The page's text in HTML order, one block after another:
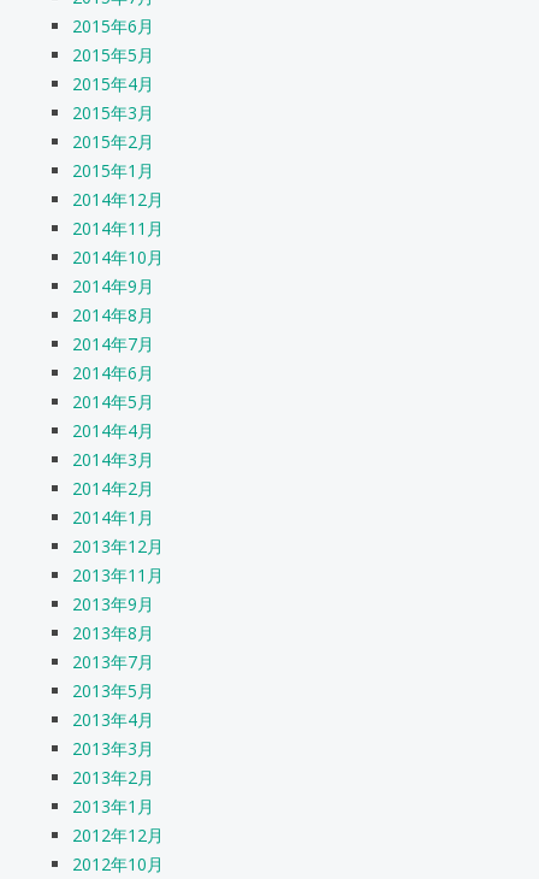
2015年6月
2015年5月
2015年4月
2015年3月
2015年2月
2015年1月
2014年12月
2014年11月
2014年10月
2014年9月
2014年8月
2014年7月
2014年6月
2014年5月
2014年4月
2014年3月
2014年2月
2014年1月
2013年12月
2013年11月
2013年9月
2013年8月
2013年7月
2013年5月
2013年4月
2013年3月
2013年2月
2013年1月
2012年12月
2012年10月